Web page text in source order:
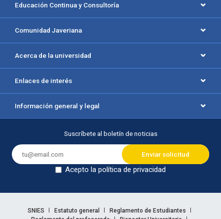
Educación Continua y Consultoría
Comunidad Javeriana
Acerca de la universidad
Enlaces de interés
Información general y legal
Suscríbete al boletín de noticias
Acepto la política de privacidad
Enlaces legales
SNIES Estatuto general
Reglamento de Estudiantes